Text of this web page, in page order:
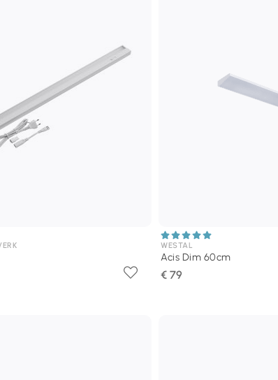
WESTAL
Acis Dim 60cm
€ 79